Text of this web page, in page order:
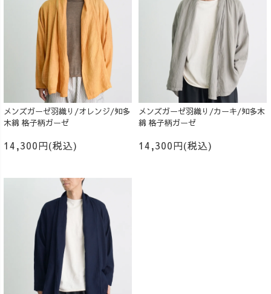
メンズガーゼ羽織り/オレンジ/知多
木綿 格子柄ガーゼ
14,300円(税込)
メンズガーゼ羽織り/カーキ/知多木
綿 格子柄ガーゼ
14,300円(税込)